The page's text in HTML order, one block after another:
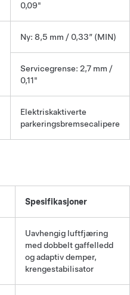
0,09"
Ny: 8,5 mm / 0,33” (MIN)
Servicegrense: 2,7 mm /
0,11"
Elektriskaktiverte
parkeringsbremsecalipere
Spesifikasjoner
Uavhengig luftfjæring
med dobbelt gaffelledd
og adaptiv demper,
krengestabilisator